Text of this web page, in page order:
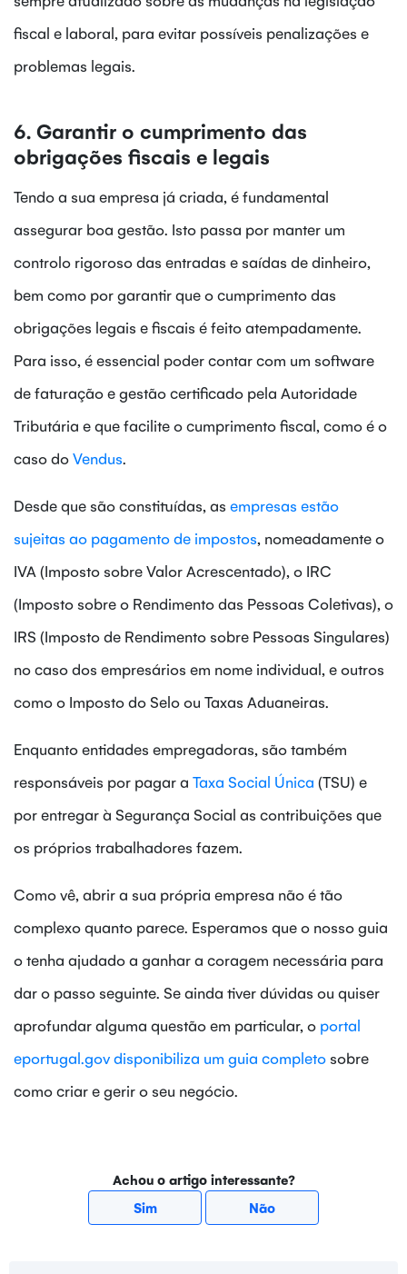
fiscal e laboral, para evitar possíveis penalizações e
problemas legais.
6. Garantir o cumprimento das
obrigações fiscais e legais
Tendo a sua empresa já criada, é fundamental
assegurar boa gestão. Isto passa por manter um
controlo rigoroso das entradas e saídas de dinheiro,
bem como por garantir que o cumprimento das
obrigações legais e fiscais é feito atempadamente.
Para isso, é essencial poder contar com um software
de faturação e gestão certificado pela Autoridade
Tributária e que facilite o cumprimento fiscal, como é o
caso doVendus.
Desde que são constituídas, as empresas estão
sujeitas ao pagamento de impostos, nomeadamente o
IVA (Imposto sobre Valor Acrescentado), o IRC
(Imposto sobre o Rendimento das Pessoas Coletivas), o
IRS (Imposto de Rendimento sobre Pessoas Singulares)
no caso dos empresários em nome individual, e outros
como o Imposto do Selo ou Taxas Aduaneiras.
Enquanto entidades empregadoras, são também
responsáveis por pagar a Taxa Social Única (TSU) e
por entregar à Segurança Social as contribuições que
os próprios trabalhadores fazem.
Como vê, abrir a sua própria empresa não é tão
complexo quanto parece. Esperamos que o nosso guia
o tenha ajudado a ganhar a coragem necessária para
dar o passo seguinte. Se ainda tiver dúvidas ou quiser
aprofundar alguma questão em particular, o portal
eportugal.gov disponibiliza um guia completo sobre
como criar e gerir o seu negócio.
Achou o artigo interessante?
Sim
Não